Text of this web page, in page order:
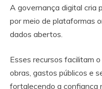
A governança digital cria
por meio de plataformas
dados abertos.
Esses recursos facilitam
obras, gastos públicos e
fortalecendo a confiança